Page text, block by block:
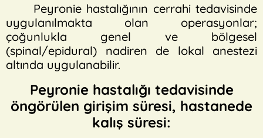
Peyronie hastalığının cerrahi tedavisinde
uygulanılmakta olan operasyonlar;
çoğunlukla genel ve bölgesel
(spinal/epidural) nadiren de lokal anestezi
altında uygulanabilir.
Peyronie hastalığı tedavisinde
öngörülen girişim süresi, hastanede
kalış süresi: